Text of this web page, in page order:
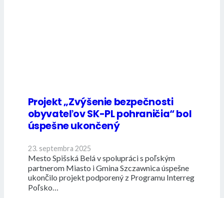
Projekt „Zvýšenie bezpečnosti
obyvateľov SK-PL pohraničia“ bol
úspešne ukončený
23. septembra 2025
Mesto Spišská Belá v spolupráci s poľským
partnerom Miasto i Gmina Szczawnica úspešne
ukončilo projekt podporený z Programu Interreg
Poľsko…